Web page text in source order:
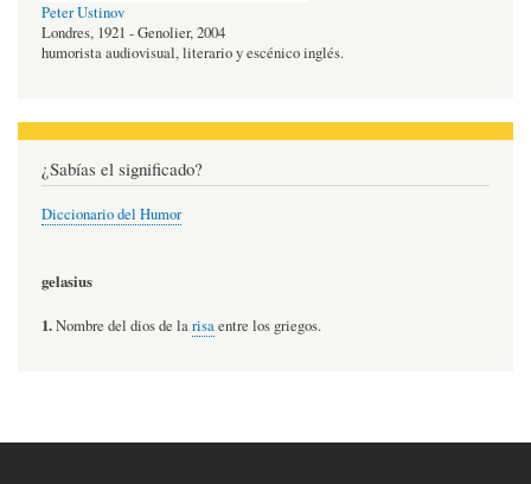
Peter Ustinov
Londres, 1921 - Genolier, 2004
humorista audiovisual, literario y escénico inglés.
¿Sabías el significado?
Diccionario del Humor
gelasius
1.Nombre del dios de larisaentre los griegos.